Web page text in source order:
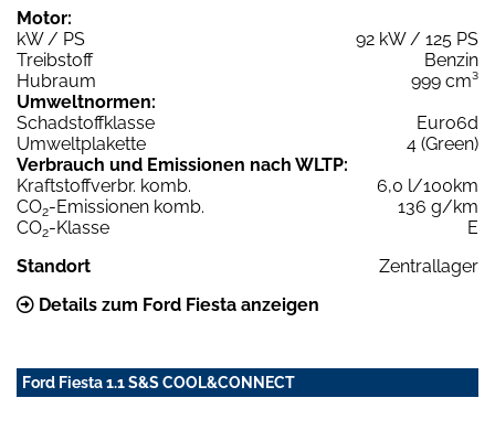
Motor:
kW / PS
92 kW / 125 PS
Treibstoff
Benzin
Hubraum
999 cm³
Umweltnormen:
Schadstoffklasse
Euro6d
Umweltplakette
4 (Green)
Verbrauch und Emissionen nach WLTP:
Kraftstoffverbr. komb.
6,0 l/100km
CO2-Emissionen komb.
136 g/km
CO2-Klasse
E
Standort
Zentrallager
Details zum Ford Fiesta anzeigen
Ford Fiesta 1.1 S&S COOL&CONNECT